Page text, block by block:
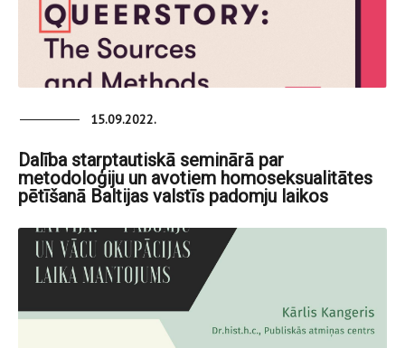
15.09.2022.
Dalība starptautiskā seminārā par
metodoloģiju un avotiem homoseksualitātes
pētīšanā Baltijas valstīs padomju laikos